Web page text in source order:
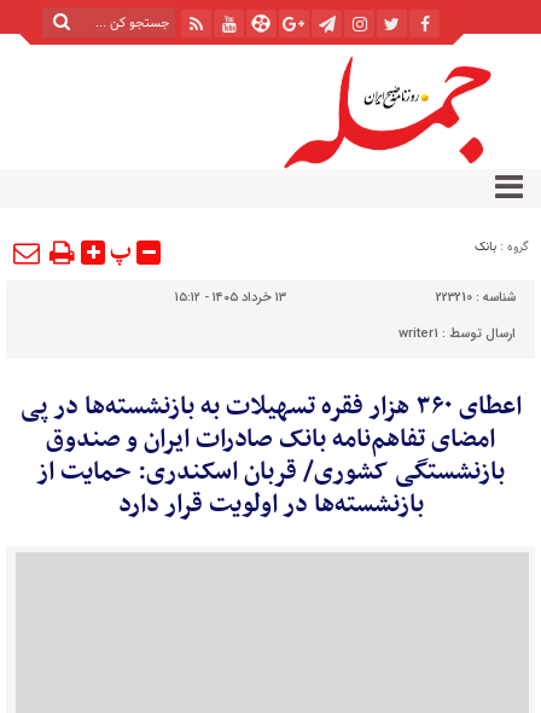
گروه : بانک پ
شناسه : 223210
۱۳ خرداد ۱۴۰۵ - ۱۵:۱۲
ارسال توسط : writer1
​اعطای ۳۶۰ هزار فقره تسهیلات به بازنشسته‌ها در پی
امضای تفاهم‌نامه بانک صادرات ایران و صندوق
بازنشستگی کشوری/ قربان اسکندری: حمایت از
بازنشسته‌ها در اولویت قرار دارد